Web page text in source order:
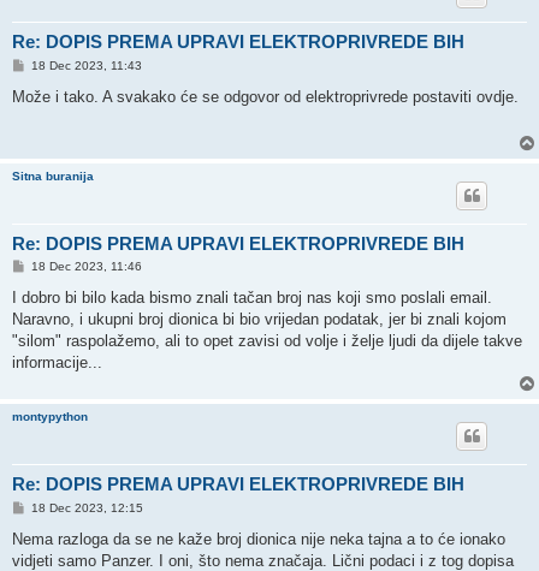
Re: DOPIS PREMA UPRAVI ELEKTROPRIVREDE BIH
P
s
18 Dec 2023, 11:43
Može i tako. A svakako će se odgovor od elektroprivrede postaviti ovdje.
Sitna buranija
Re: DOPIS PREMA UPRAVI ELEKTROPRIVREDE BIH
P
s
18 Dec 2023, 11:46
I dobro bi bilo kada bismo znali tačan broj nas koji smo poslali email.
Naravno, i ukupni broj dionica bi bio vrijedan podatak, jer bi znali kojom
"silom" raspolažemo, ali to opet zavisi od volje i želje ljudi da dijele takve
informacije...
montypython
Re: DOPIS PREMA UPRAVI ELEKTROPRIVREDE BIH
P
s
18 Dec 2023, 12:15
Nema razloga da se ne kaže broj dionica nije neka tajna a to će ionako
vidjeti samo Panzer. I oni, što nema značaja. Lični podaci i z tog dopisa